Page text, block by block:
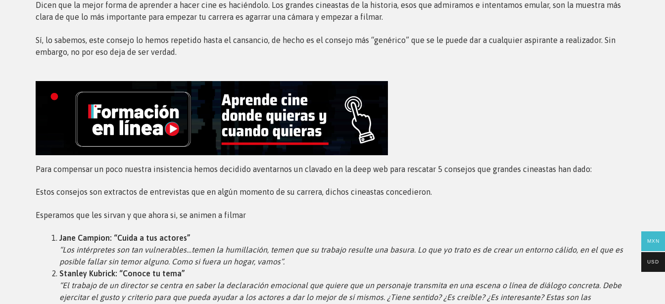
Dicen que la mejor forma de aprender a hacer cine es haciéndolo. Los grandes cineastas de la historia, esos que admiramos e intentamos emular, son la muestra más
clara de que lo más importante para empezar tu carrera es agarrar una cámara y empezar a filmar.
Sí, lo sabemos, este consejo lo hemos repetido hasta el cansancio, de hecho es el consejo más “genérico” que se le puede dar a cualquier aspirante a realizador. Sin
embargo, no por eso deja de ser verdad.
Para compensar un poco nuestra insistencia hemos decidido aventarnos un clavado en la deep web para rescatar 5 consejos que grandes cineastas han dado:
Estos consejos son extractos de entrevistas que en algún momento de su carrera, dichos cineastas concedieron.
Esperamos que les sirvan y que ahora si, se animen a filmar
Jane Campion: “Cuida a tus actores”
“Los intérpretes son tan vulnerables…temen la humillación, temen que su trabajo resulte una basura. Lo que yo trato es de crear un entorno cálido, en el que es
posible fallar sin temor alguno. Como si fuera un hogar, vamos”.
Stanley Kubrick: “Conoce tu tema”
“El trabajo de un director se centra en saber la declaración emocional que quiere que un personaje transmita en una escena o línea de diálogo concreta. Debe
ejercitar el gusto y criterio para que pueda ayudar a los actores a dar lo mejor de sí mismos. ¿Tiene sentido? ¿Es creíble? ¿Es interesante? Estas son las
MXN
USD